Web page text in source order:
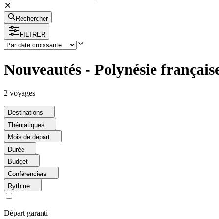
Rechercher
FILTRER
Nouveautés - Polynésie
2 voyages
Destinations
Thématiques
Mois de départ
Durée
Budget
Conférenciers
Rythme
Départ garanti